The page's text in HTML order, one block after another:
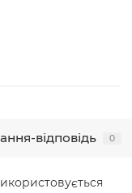
відповідь 0